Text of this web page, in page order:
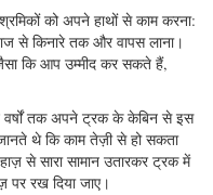
को अपने हाथों से काम करना:
से किनारे तक और वापस लाना।
कि आप उम्मीद कर सकते हैं,
वर्षों तक अपने ट्रक के केबिन से इस
थे कि काम तेज़ी से हो सकता
से सारा सामान उतारकर ट्रक में
रख दिया जाए।